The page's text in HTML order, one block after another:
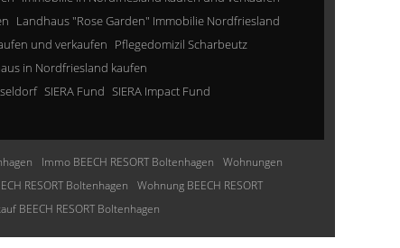
Landhaus "Rose Garden" Immobilie Nordfriesland
und verkaufen Pflegedomizil Scharbeutz
in Nordfriesland kaufen
SIERA Fund SIERA Impact Fund
Immo BEECH RESORT Boltenhagen
Wohnungen
RESORT Boltenhagen
Wohnung BEECH RESORT
BEECH RESORT Boltenhagen